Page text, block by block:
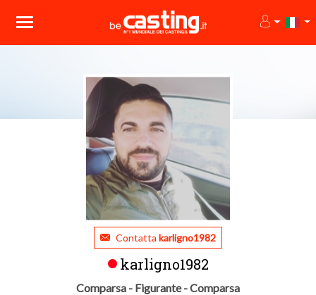
Contattakarligno1982
karligno1982
Comparsa - Figurante - Comparsa